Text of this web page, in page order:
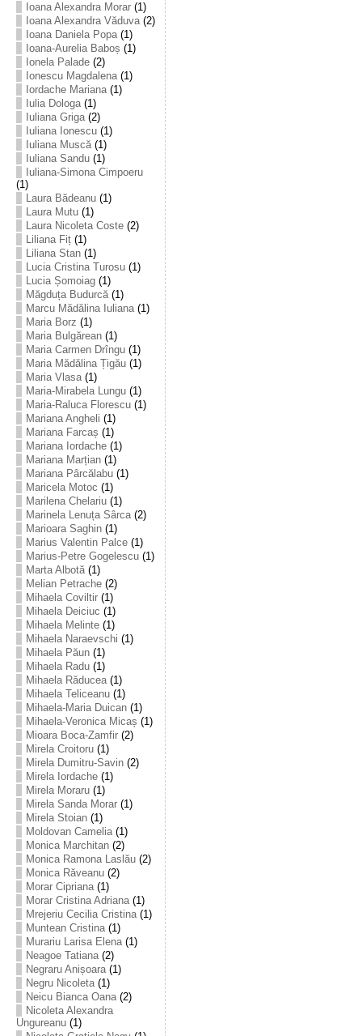
Ioana Alexandra Morar(1)
Ioana Alexandra Văduva(2)
Ioana Daniela Popa(1)
Ioana-Aurelia Baboș (1)
Ionela Palade(2)
Ionescu Magdalena(1)
Iordache Mariana(1)
Iulia Dologa(1)
Iuliana Griga(2)
Iuliana Ionescu(1)
Iuliana Muscă(1)
Iuliana Sandu(1)
Iuliana-Simona Cimpoeru
(1)
Laura Bădeanu(1)
Laura Mutu(1)
Laura Nicoleta Coste(2)
Liliana Fiț(1)
Liliana Stan(1)
Lucia Cristina Turosu(1)
Lucia Șomoiag(1)
Măgduța Budurcă(1)
Marcu Mădălina Iuliana(1)
Maria Borz (1)
Maria Bulgărean(1)
Maria Carmen Drîngu(1)
Maria Mădălina Țigău(1)
Maria Vlasa(1)
Maria-Mirabela Lungu(1)
Maria-Raluca Florescu(1)
Mariana Angheli (1)
Mariana Farcaș (1)
Mariana Iordache(1)
Mariana Marțian(1)
Mariana Pârcălabu(1)
Maricela Motoc (1)
Marilena Chelariu(1)
Marinela Lenuța Sârca(2)
Marioara Saghin(1)
Marius Valentin Palce(1)
Marius-Petre Gogelescu(1)
Marta Albotă(1)
Melian Petrache(2)
Mihaela Coviltir(1)
Mihaela Deiciuc (1)
Mihaela Melinte(1)
Mihaela Naraevschi (1)
Mihaela Păun(1)
Mihaela Radu(1)
Mihaela Răducea(1)
Mihaela Teliceanu(1)
Mihaela-Maria Duican(1)
Mihaela-Veronica Micaș (1)
Mioara Boca-Zamfir(2)
Mirela Croitoru(1)
Mirela Dumitru-Savin(2)
Mirela Iordache(1)
Mirela Moraru(1)
Mirela Sanda Morar(1)
Mirela Stoian(1)
Moldovan Camelia(1)
Monica Marchitan(2)
Monica Ramona Laslău(2)
Monica Răveanu(2)
Morar Cipriana(1)
Morar Cristina Adriana(1)
Mrejeriu Cecilia Cristina(1)
Muntean Cristina(1)
Murariu Larisa Elena(1)
Neagoe Tatiana(2)
Negraru Anișoara(1)
Negru Nicoleta(1)
Neicu Bianca Oana(2)
Nicoleta Alexandra
Ungureanu(1)